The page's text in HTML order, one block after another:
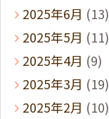
2025年6月 (13)
2025年5月 (11)
2025年4月 (9)
2025年3月 (19)
2025年2月 (10)